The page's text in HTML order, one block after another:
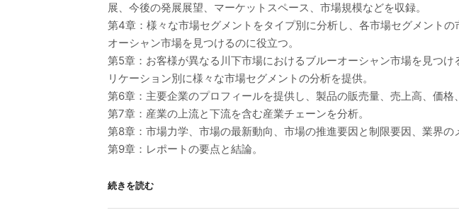
展、今後の発展展望、マーケットスペース、市場規模などを収録。
第4章：様々な市場セグメントをタイプ別に分析し、各市場セグメント
オーシャン市場を見つけるのに役立つ。
第5章：お客様が異なる川下市場におけるブルーオーシャン市場を見つ
リケーション別に様々な市場セグメントの分析を提供。
第6章：主要企業のプロフィールを提供し、製品の販売量、売上高、価
第7章：産業の上流と下流を含む産業チェーンを分析。
第8章：市場力学、市場の最新動向、市場の推進要因と制限要因、業界
第9章：レポートの要点と結論。
続きを読む